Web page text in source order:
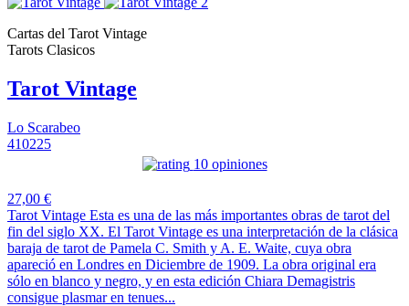
Cartas del Tarot Vintage
Tarots Clasicos
Tarot Vintage
Lo Scarabeo
410225
10 opiniones
27,00 €
Tarot Vintage Esta es una de las más importantes obras de tarot del
fin del siglo XX. El Tarot Vintage es una interpretación de la clásica
baraja de tarot de Pamela C. Smith y A. E. Waite, cuya obra
apareció en Londres en Diciembre de 1909. La obra original era
sólo en blanco y negro, y en esta edición Chiara Demagistris
consigue plasmar en tenues...